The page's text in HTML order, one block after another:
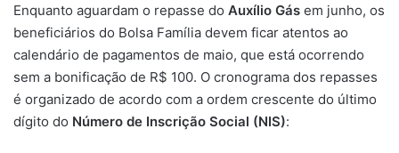
Enquanto aguardam o repasse do Auxílio Gás em junho, os
beneficiários do Bolsa Família devem ficar atentos ao
calendário de pagamentos de maio, que está ocorrendo
sem a bonificação de R$ 100. O cronograma dos repasses
é organizado de acordo com a ordem crescente do último
dígito do Número de Inscrição Social (NIS):